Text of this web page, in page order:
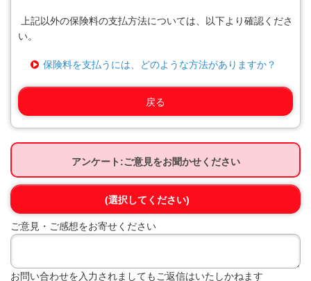
上記以外の保険料の支払方法については、以下より確認くださ
い。
保険料を支払うには、どのような方法がありますか？
戻る
アンケート:ご意見をお聞かせください
(選択してください)
ご意見・ご感想をお寄せください
お問い合わせを入力されましてもご返信はいたしかねます